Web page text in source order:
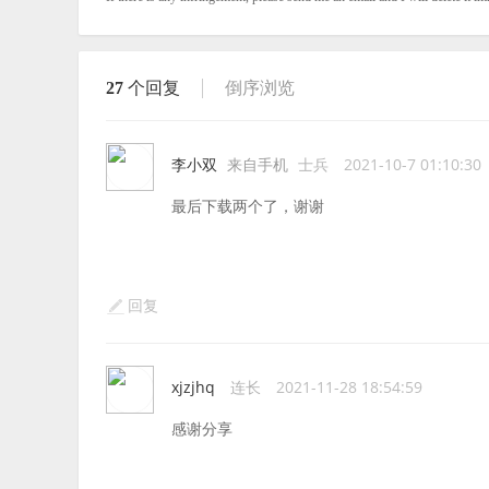
27 个回复 倒序浏览
李小双 来自手机 士兵 2021-10-7 01:10:30
最后下载两个了，谢谢
回复
xjzjhq 连长 2021-11-28 18:54:59
感谢分享